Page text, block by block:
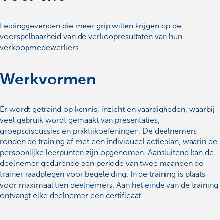
Leidinggevenden die meer grip willen krijgen op de
voorspelbaarheid van de verkoopresultaten van hun
verkoopmedewerkers
Werkvormen
Er wordt getraind op kennis, inzicht en vaardigheden, waarbij
veel gebruik wordt gemaakt van presentaties,
groepsdiscussies en praktijkoefeningen. De deelnemers
ronden de training af met een individueel actieplan, waarin de
persoonlijke leerpunten zijn opgenomen. Aansluitend kan de
deelnemer gedurende een periode van twee maanden de
trainer raadplegen voor begeleiding. In de training is plaats
voor maximaal tien deelnemers. Aan het einde van de training
ontvangt elke deelnemer een certificaat.